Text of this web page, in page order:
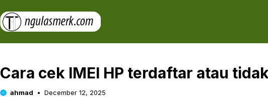
Cara cek IMEI HP terdaftar atau tidak
ahmad December 12, 2025